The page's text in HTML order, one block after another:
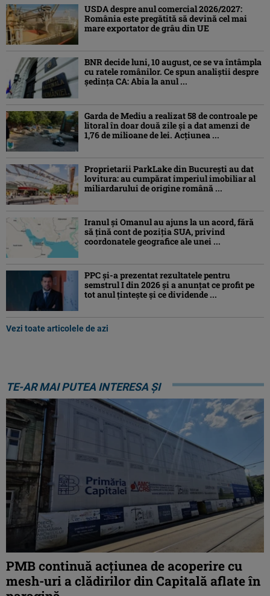
USDA despre anul comercial 2026/2027:
România este pregătită să devină cel mai
mare exportator de grâu din UE
BNR decide luni, 10 august, ce se va întâmpla
cu ratele românilor. Ce spun analiștii despre
ședința CA: Abia la anul ...
Garda de Mediu a realizat 58 de controale pe
litoral în doar două zile și a dat amenzi de
1,76 de milioane de lei. Acțiunea ...
Proprietarii ParkLake din București au dat
lovitura: au cumpărat imperiul imobiliar al
miliardarului de origine română ...
Iranul și Omanul au ajuns la un acord, fără
să țină cont de poziția SUA, privind
coordonatele geografice ale unei ...
PPC și-a prezentat rezultatele pentru
semstrul I din 2026 și a anunțat ce profit pe
tot anul țintește și ce dividende ...
Vezi toate articolele de azi
TE-AR MAI PUTEA INTERESA ȘI
PMB continuă acțiunea de acoperire cu
mesh-uri a clădirilor din Capitală aflate în